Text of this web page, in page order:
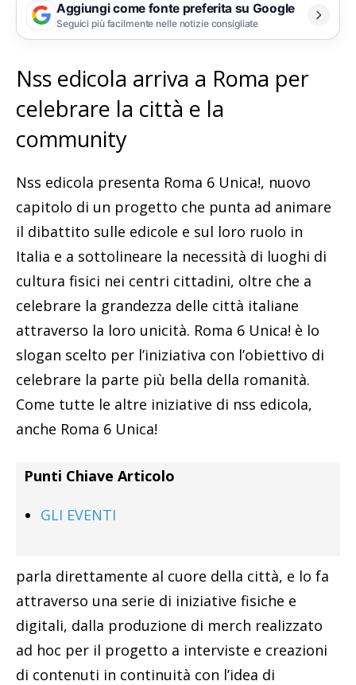
Aggiungi come fonte preferita su Google
Seguici più facilmente nelle notizie consigliate
Nss edicola arriva a Roma per
celebrare la città e la
community
Nss edicola presenta Roma 6 Unica!, nuovo
capitolo di un progetto che punta ad animare
il dibattito sulle edicole e sul loro ruolo in
Italia e a sottolineare la necessità di luoghi di
cultura fisici nei centri cittadini, oltre che a
celebrare la grandezza delle città italiane
attraverso la loro unicità. Roma 6 Unica! è lo
slogan scelto per l’iniziativa con l’obiettivo di
celebrare la parte più bella della romanità.
Come tutte le altre iniziative di nss edicola,
anche Roma 6 Unica!
Punti Chiave Articolo
GLI EVENTI
parla direttamente al cuore della città, e lo fa
attraverso una serie di iniziative fisiche e
digitali, dalla produzione di merch realizzato
ad hoc per il progetto a interviste e creazioni
di contenuti in continuità con l’idea di